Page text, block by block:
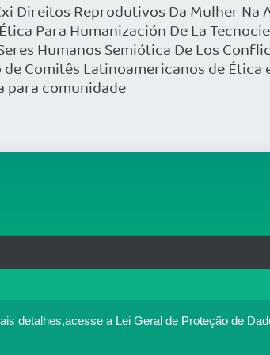
detalhes,acesse a Lei Geral de Proteção de
Direitos Reprodutivos Da Mulher
Para Humanización De La
Humanos Semiótica De Los
Comitês Latinoamericanos de
para comunidade
Ao utilizar o Portal Médico, você concorda
. Se você concorda, clique em ACEITO.